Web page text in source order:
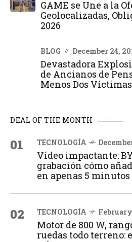
GAME se Une a la
Geolocalizadas,
2026
BLOG December 24,
Devastadora
de Ancianos de
Menos Dos
DEAL OF THE MONTH
01 TECNOLOGÍA
Vídeo impactante:
grabación cómo
en apenas 5 minutos
02 TECNOLOGÍA
Motor de 800 W,
ruedas todo terreno: